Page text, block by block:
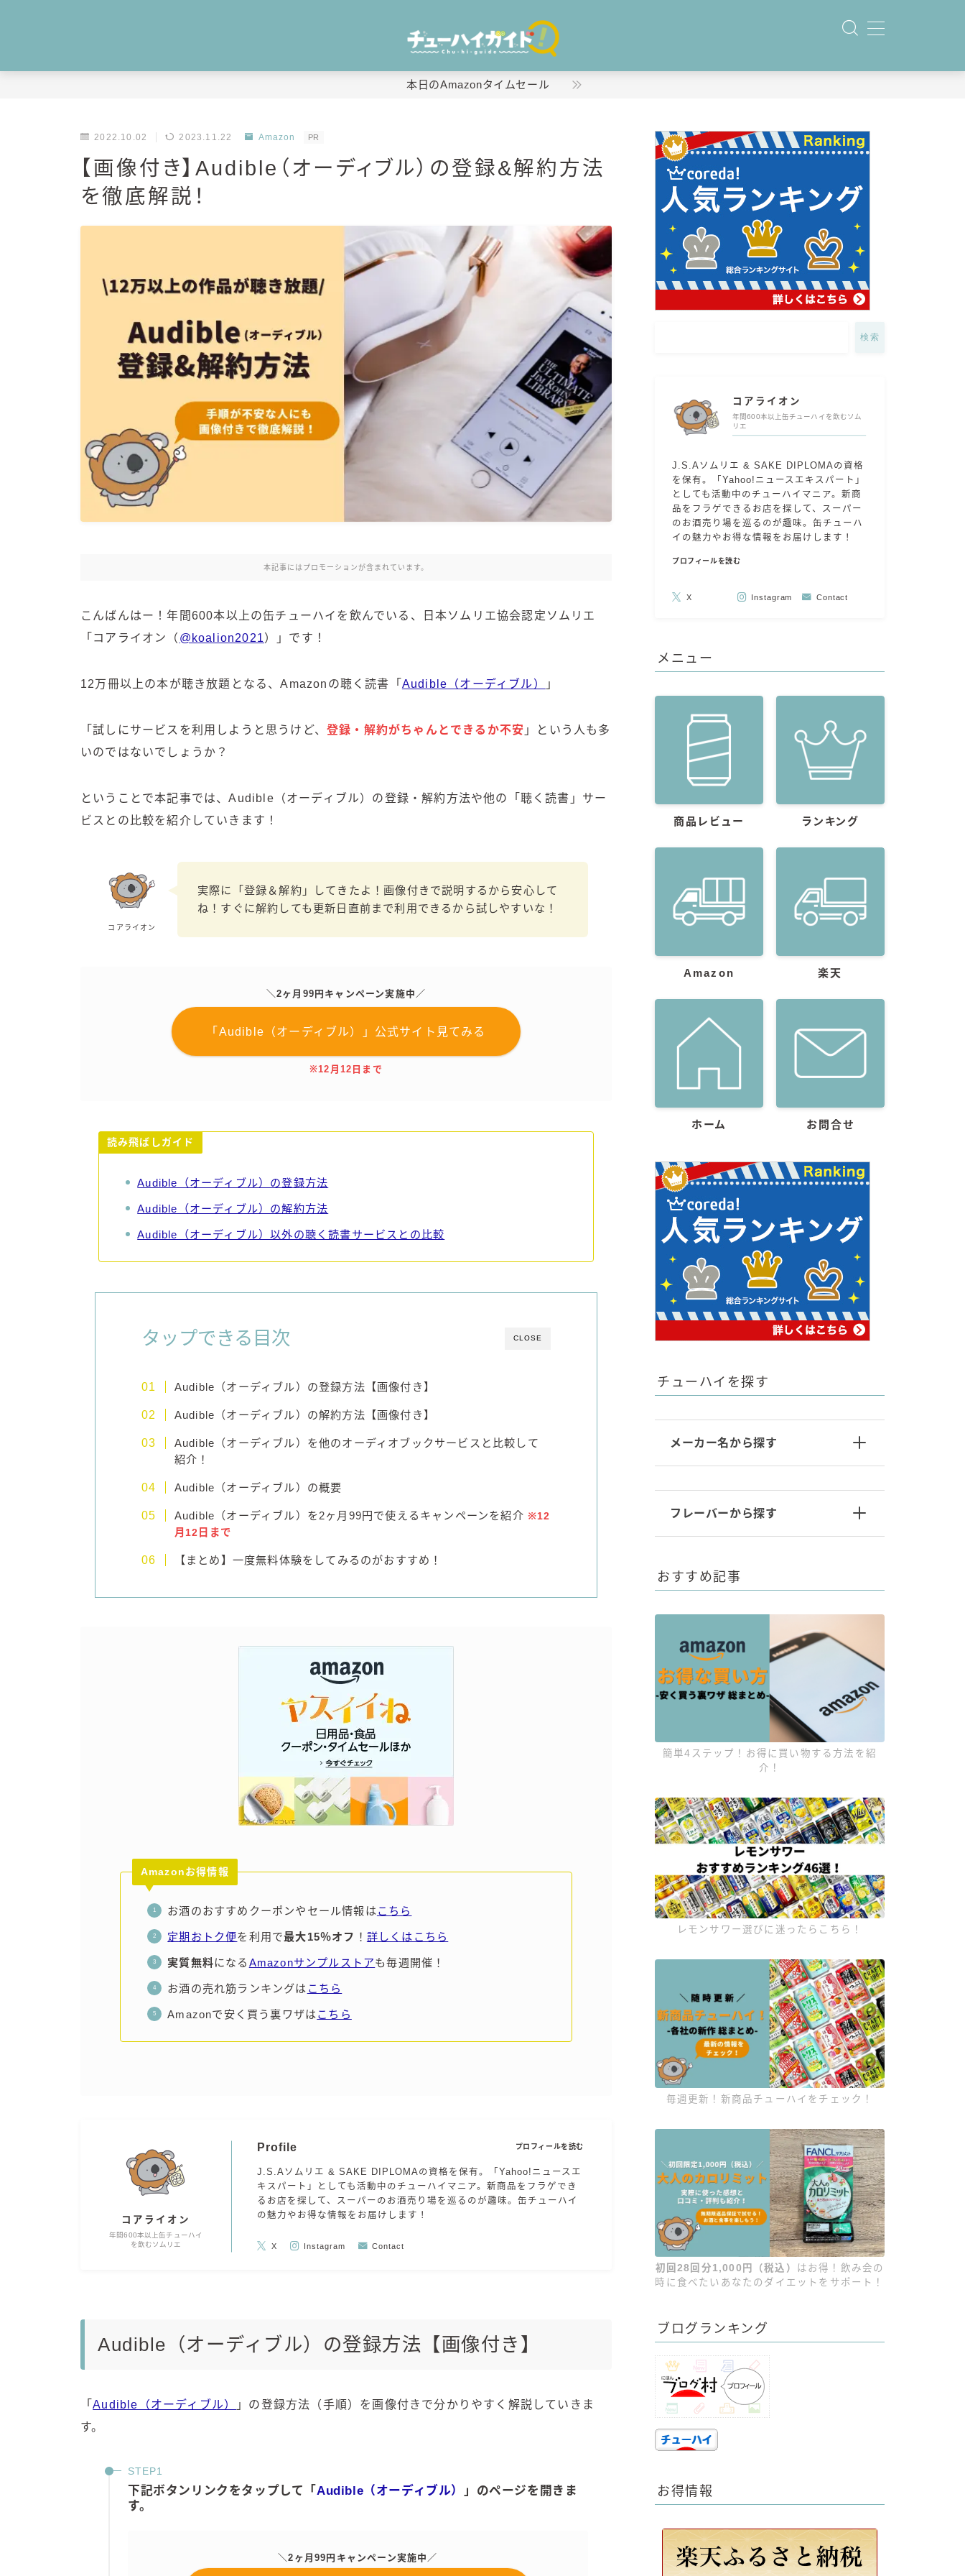
商品レビュー
氷結 無糖
氷結 ストロング
麒麟特製サワー
麒麟 発酵サワー
麹レモンサワー
スミノフ セルツァー
ー196℃ 瞬間凍結
CRAFT－196℃
ほろよい
ジムビームハイボール
鏡月焼酎ハイ
樽ハイ倶楽部
月庵
クリアクーラー
三ツ星グレフルサワー
99.99（フォーナイン）
WATER SOUR(ウォーターサワ)
檸檬堂
オリオンビール
素滴しぼり
お得情報
コラム
運営者情報
お問い合わせ
本日のAmazonタイムセール
2022.10.02 2023.11.22 Amazon PR
【画像付き】Audible（オーディブル）の登録&解約方法
を徹底解説！
本記事にはプロモーションが含まれています。
こんばんはー！年間600本以上の缶チューハイを飲んでいる、日本ソムリエ協会認定ソムリエ
「コアライオン（ @koalion2021）」です！
12万冊以上の本が聴き放題となる、Amazonの聴く読書「 Audible（オーディブル） 」
「試しにサービスを利用しようと思うけど、 登録・解約がちゃんとできるか不安 」という人も多
いのではないでしょうか？
ということで本記事では、Audible（オーディブル）の登録・解約方法や他の「聴く読書」サー
ビスとの比較を紹介していきます！
コアライオン
実際に「登録＆解約」してきたよ！画像付きで説明するから安心して
ね！すぐに解約しても更新日直前まで利用できるから試しやすいな！
＼2ヶ月99円キャンペーン実施中／
「Audible（オーディブル）」公式サイト見てみる
※12月12日まで
読み飛ばしガイド
Audible（オーディブル）の登録方法
Audible（オーディブル）の解約方法
Audible（オーディブル）以外の聴く読書サービスとの比較
CLOSE
タップできる目次
Audible（オーディブル）の登録方法【画像付き】
Audible（オーディブル）の解約方法【画像付き】
Audible（オーディブル）を他のオーディオブックサービスと比較して
紹介！
Audible（オーディブル）の概要
Audible（オーディブル）を2ヶ月99円で使えるキャンペーンを紹介※12
月12日まで
【まとめ】一度無料体験をしてみるのがおすすめ！
Amazonお得情報
お酒のおすすめクーポンやセール情報はこちら
定期おトク便を利用で最大15％オフ ！ 詳しくはこちら
実質無料になる Amazonサンプルストアも毎週開催！
お酒の売れ筋ランキングは こちら
Amazonで安く買う裏ワザはこちら
コアライオン
年間600本以上缶チューハイ
を飲むソムリエ
Profile
J.S.Aソムリエ & SAKE DIPLOMAの資格を保有。「Yahoo!ニュースエ
キスパート」としても活動中のチューハイマニア。新商品をフラゲでき
るお店を探して、スーパーのお酒売り場を巡るのが趣味。缶チューハイ
の魅力やお得な情報をお届けします！
プロフィールを読む
X Instagram Contact
Audible（オーディブル）の登録方法【画像付き】
「Audible（オーディブル）
」の登録方法（手順）を画像付きで分かりやすく解説していきま
す。
下記ボタンリンクをタップして「Audible（オーディブル）
」のページを開きま
す。
＼2ヶ月99円キャンペーン実施中／
検索
コアライオン
年間600本以上缶チューハイを飲むソム
リエ
J.S.Aソムリエ & SAKE DIPLOMAの資格
を保有。「Yahoo!ニュースエキスパート」
としても活動中のチューハイマニア。新商
品をフラゲできるお店を探して、スーパー
のお酒売り場を巡るのが趣味。缶チューハ
イの魅力やお得な情報をお届けします！
プロフィールを読む
X Instagram Contact
メニュー
商品レビュー ランキング
Amazon 楽天
ホーム お問合せ
チューハイを探す
メーカー名から探す
フレーバーから探す
おすすめ記事
簡単4ステップ！お得に買い物する方法を紹
介！
レモンサワー選びに迷ったらこちら！
毎週更新！新商品チューハイをチェック！
初回28回分1,000円（税込） はお得！飲み会の
時に食べたいあなたのダイエットをサポート！
ブログランキング
お得情報